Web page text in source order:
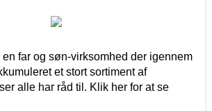
far og søn-virksomhed der igennem
et stort sortiment af
alle har råd til. Klik her for at se